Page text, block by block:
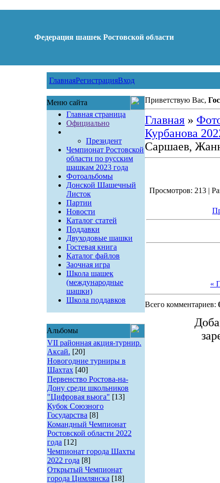
Федерация шашек Ростовской области
ГлавнаяРегистрацияВход
Меню сайта
Главная страница
Официально
Президент
Чемпионат Ростовской
области по русским
шашкам 2023 года
Фотоальбомы
Донской Шашечный
Листок
Партии
Новости
Каталог статей
Поддавки
Двуходовые шашки
Гостевая книга
Каталог файлов
Заочная игра
Школа шашек
(международные
шашки)
Школа поддавков
Альбомы
VII районная акция-турнир.
Аксай. [20]
Новогодние турниры в
Шахтах [40]
Первенство Ростова-на-
Дону среди школьников
"Цифровая вьюга" [13]
Кубок Союзного
Государства [8]
Командный Чемпионат
Ростовской области 2022
года [12]
Чемпионат города Шахты
2022 года [8]
Открытый Чемпионат
города Цимлянска [18]
Приветствую Вас,
Главная»
Курбанова
Саршаев,
Просмотров: 213 |
«
Всего комментариев: